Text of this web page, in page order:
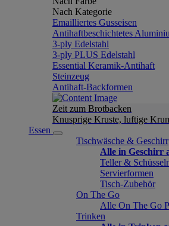
Nach Kategorie
Emailliertes Gusseisen
Antihaftbeschichtetes
3-ply Edelstahl
3-ply PLUS Edelstahl
Essential Keramik-Antihaft
Steinzeug
Antihaft-Backformen
Zeit zum Brotbacken
Knusprige Kruste, luftige
Essen
Tischwäsche & Geschirr
Alle in Geschirr
Teller &
Servierformen
Tisch-Zubehör
On The Go
Alle On The Go
Trinken